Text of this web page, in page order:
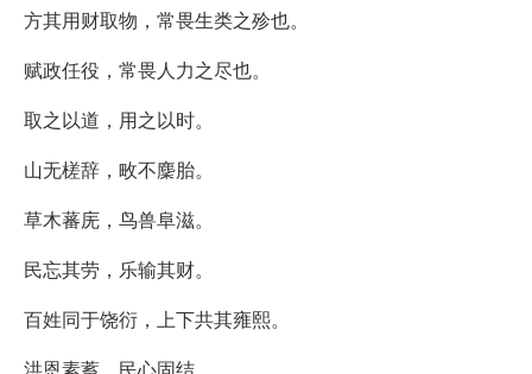
方其用财取物，常畏生类之殄也。
赋政任役，常畏人力之尽也。
取之以道，用之以时。
山无槎辞，畋不麇胎。
草木蕃庑，鸟兽阜滋。
民忘其劳，乐输其财。
百姓同于饶衍，上下共其雍熙。
洪恩素蓄，民心固结。